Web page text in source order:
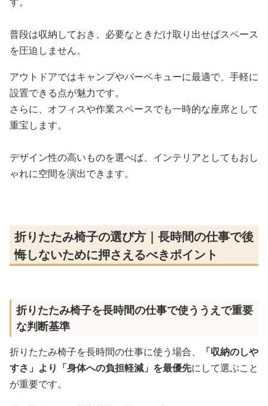
普段は収納しておき、必要なときだけ取り出せばスペース
を圧迫しません。
アウトドアではキャンプやバーベキューに最適で、手軽に
設置できる点が魅力です。
さらに、オフィスや作業スペースでも一時的な座席として
重宝します。
デザイン性の高いものを選べば、インテリアとしてもおし
ゃれに空間を演出できます。
折りたたみ椅子の選び方｜長時間の仕事で後
悔しないために押さえるべきポイント
折りたたみ椅子を長時間の仕事で使ううえで重要
な判断基準
折りたたみ椅子を長時間の仕事に使う場合、
「収納のしや
すさ」より「身体への負担軽減」を最優先にして選ぶこと
が重要です。